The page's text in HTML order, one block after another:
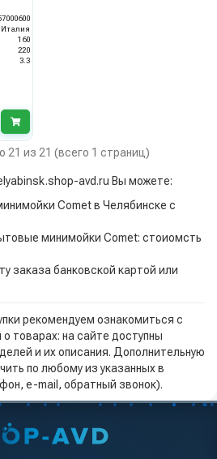
Италия
160
220
3.3
21 из 21 (всего 1 страниц)
avd.ru Вы можете:
Comet в Челябинске с
минимойки Comet: стоиомсть
заказа банковской картой или
рекомендуем ознакомиться с
товарах: на сайте доступны
и их описания. Дополнительную
по любому из указанных в
e-mail, обратный звонок).